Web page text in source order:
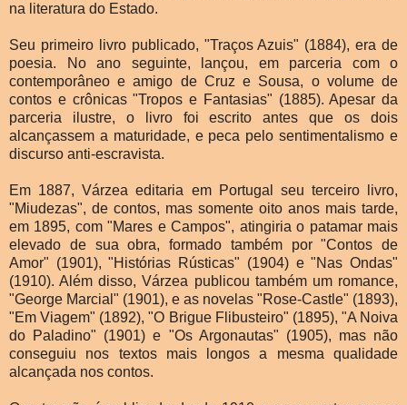
na literatura do Estado.
Seu primeiro livro publicado, "Traços Azuis" (1884), era de
poesia. No ano seguinte, lançou, em parceria com o
contemporâneo e amigo de Cruz e Sousa, o volume de
contos e crônicas "Tropos e Fantasias" (1885). Apesar da
parceria ilustre, o livro foi escrito antes que os dois
alcançassem a maturidade, e peca pelo sentimentalismo e
discurso anti-escravista.
Em 1887, Várzea editaria em Portugal seu terceiro livro,
"Miudezas", de contos, mas somente oito anos mais tarde,
em 1895, com "Mares e Campos", atingiria o patamar mais
elevado de sua obra, formado também por "Contos de
Amor" (1901), "Histórias Rústicas" (1904) e "Nas Ondas"
(1910). Além disso, Várzea publicou também um romance,
"George Marcial" (1901), e as novelas "Rose-Castle" (1893),
"Em Viagem" (1892), "O Brigue Flibusteiro" (1895), "A Noiva
do Paladino" (1901) e "Os Argonautas" (1905), mas não
conseguiu nos textos mais longos a mesma qualidade
alcançada nos contos.